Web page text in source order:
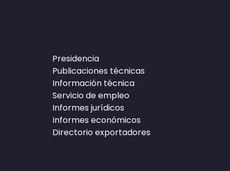
Presidencia
Publicaciones técnicas
Información técnica
Servicio de empleo
Informes jurídicos
Informes económicos
Directorio exportadores